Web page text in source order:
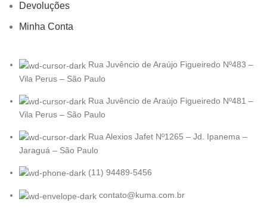
Devoluções
Minha Conta
Rua Juvêncio de Araújo Figueiredo Nº483 –
Vila Perus – São Paulo
Rua Juvêncio de Araújo Figueiredo Nº481 –
Vila Perus – São Paulo
Rua Alexios Jafet Nº1265 – Jd. Ipanema –
Jaraguá – São Paulo
(11) 94489-5456
contato@kuma.com.br